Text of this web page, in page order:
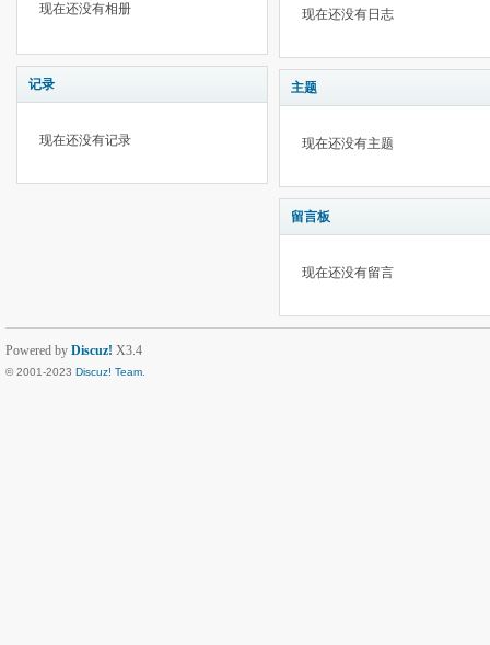
现在还没有相册
记录
现在还没有记录
现在还没有日志
主题
现在还没有主题
留言板
现在还没有留言
Powered by Discuz! X3.4
© 2001-2023 Discuz! Team